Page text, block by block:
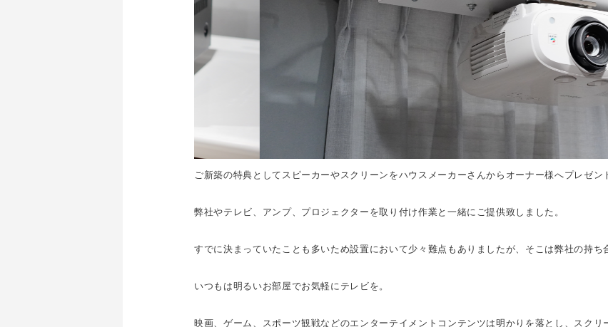
ご新築の特典としてスピーカーやスクリーンをハウスメーカーさんからオーナー様へプレゼン
弊社やテレビ、アンプ、プロジェクターを取り付け作業と一緒にご提供致しました。
すでに決まっていたことも多いため設置において少々難点もありましたが、そこは弊社の持ち
いつもは明るいお部屋でお気軽にテレビを。
映画、ゲーム、スポーツ観戦などのエンターテイメントコンテンツは明かりを落とし、スクリ